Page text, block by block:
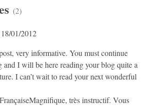
(2)
18/01/2012
very informative. You must continue
and I will be here reading your blog quite a
I can’t wait to read your next wonderful
Magnifique, très instructif. Vous